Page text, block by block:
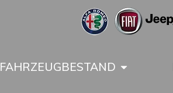
FAHRZEUGBESTAND